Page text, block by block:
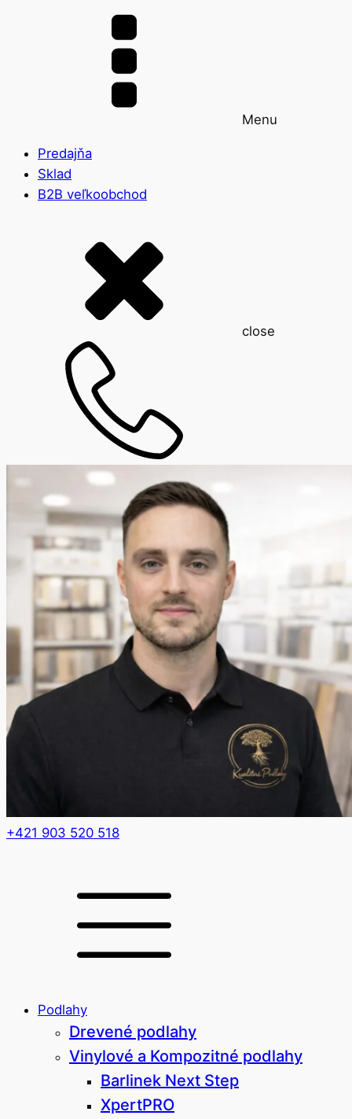
Menu
Predajňa
Sklad
B2B veľkoobchod
close
+421 903 520 518
Podlahy
Drevené podlahy
Vinylové a Kompozitné podlahy
Barlinek Next Step
XpertPRO